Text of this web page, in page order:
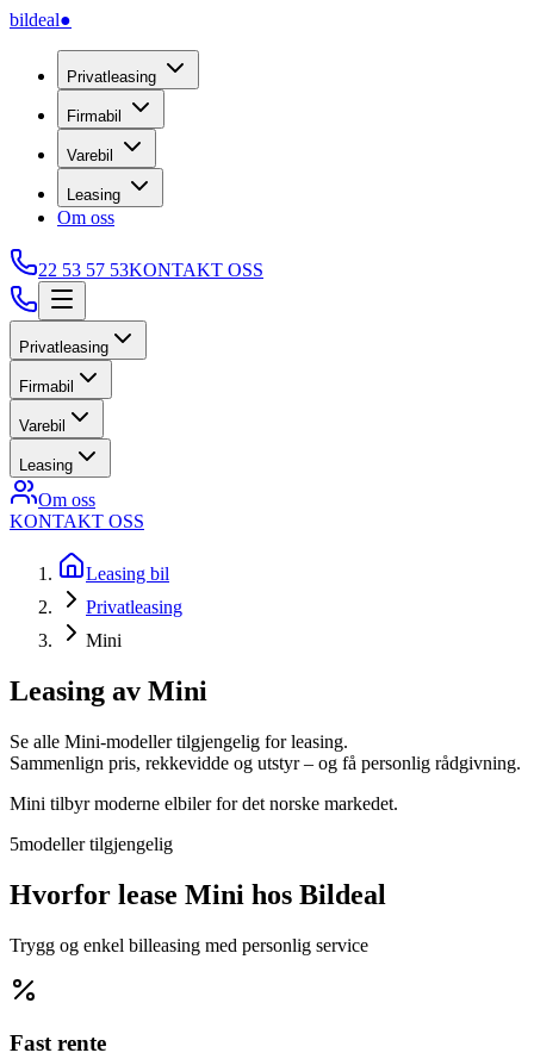
bildeal●
Privatleasing
Firmabil
Varebil
Leasing
Om oss
22 53 57 53KONTAKT OSS
Privatleasing
Firmabil
Varebil
Leasing
Om oss
KONTAKT OSS
Leasing bil
Privatleasing
Mini
Leasing av Mini
Se alle Mini-modeller tilgjengelig for leasing.
Sammenlign pris, rekkevidde og utstyr – og få personlig rådgivning.
Mini tilbyr moderne elbiler for det norske markedet.
5modellertilgjengelig
Hvorfor lease Mini hos Bildeal
Trygg og enkel billeasing med personlig service
Fast rente